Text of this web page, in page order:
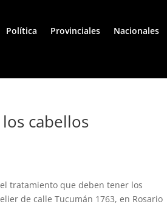
Política Provinciales Nacionales
cabellos
tratamiento que deben tener los
de calle Tucumán 1763, en Rosario